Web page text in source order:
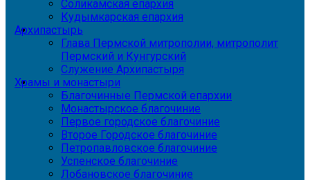
Соликамская епархия
Кудымкарская епархия
Архипастырь
Глава Пермской митрополии, митрополит
Пермский и Кунгурский
Служение Архипастыря
Храмы и монастыри
Благочинные Пермской епархии
Монастырское благочиние
Первое городское благочиние
Второе Городское благочиние
Петропавловское благочиние
Успенское благочиние
Лобановское благочиние